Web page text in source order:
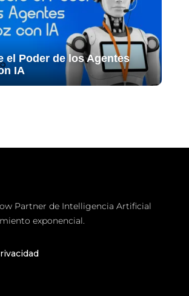
el Poder de los Agentes
IA
Partner de Intelligencia Artificial
exponencial.